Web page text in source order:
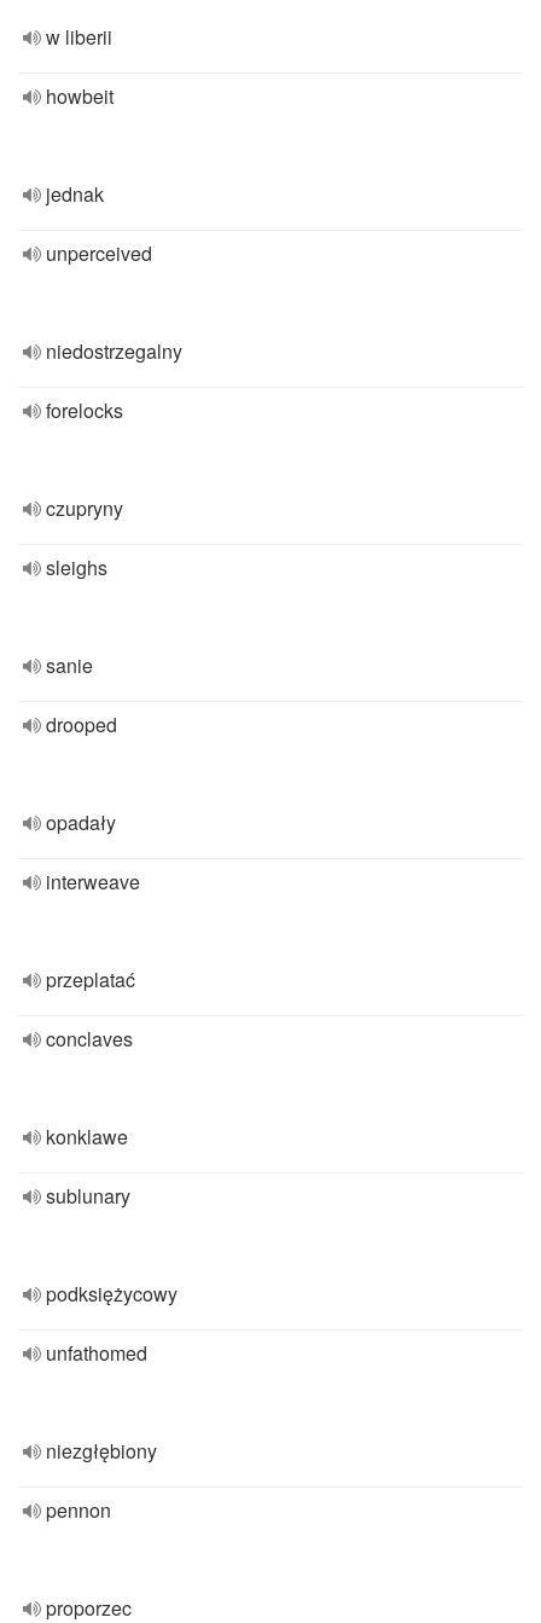
w liberii
howbeit
jednak
unperceived
niedostrzegalny
forelocks
czupryny
sleighs
sanie
drooped
opadały
interweave
przeplatać
conclaves
konklawe
sublunary
podksiężycowy
unfathomed
niezgłębiony
pennon
proporzec